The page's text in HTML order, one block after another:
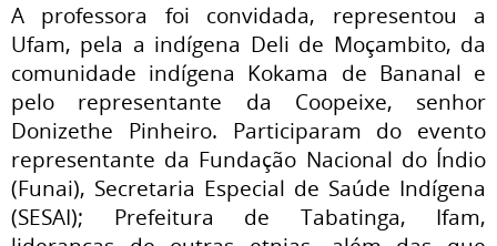
A professora foi convidada, representou a
Ufam, pela a indígena Deli de Moçambito, da
comunidade indígena Kokama de Bananal e
pelo representante da Coopeixe, senhor
Donizethe Pinheiro. Participaram do evento
representante da Fundação Nacional do Índio
(Funai), Secretaria Especial de Saúde Indígena
(SESAI); Prefeitura de Tabatinga, Ifam,